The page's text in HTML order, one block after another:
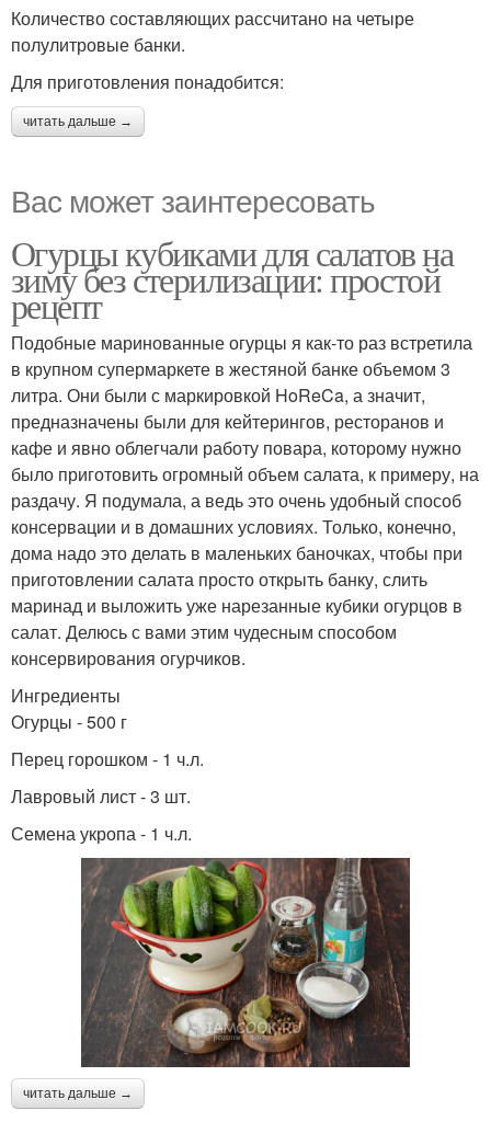
Количество составляющих рассчитано на четыре
полулитровые банки.
Для приготовления понадобится:
читать дальше →
Вас может заинтересовать
Огурцы кубиками для салатов на
зиму без стерилизации: простой
рецепт
Подобные маринованные огурцы я как-то раз встретила
в крупном супермаркете в жестяной банке объемом 3
литра. Они были с маркировкой HoReCa, а значит,
предназначены были для кейтерингов, ресторанов и
кафе и явно облегчали работу повара, которому нужно
было приготовить огромный объем салата, к примеру, на
раздачу. Я подумала, а ведь это очень удобный способ
консервации и в домашних условиях. Только, конечно,
дома надо это делать в маленьких баночках, чтобы при
приготовлении салата просто открыть банку, слить
маринад и выложить уже нарезанные кубики огурцов в
салат. Делюсь с вами этим чудесным способом
консервирования огурчиков.
Ингредиенты
Огурцы - 500 г
Перец горошком - 1 ч.л.
Лавровый лист - 3 шт.
Семена укропа - 1 ч.л.
читать дальше →